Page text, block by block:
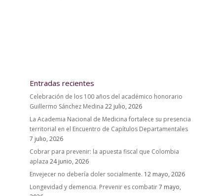
Entradas recientes
Celebración de los 100 años del académico honorario
Guillermo Sánchez Medina 22 julio, 2026
La Academia Nacional de Medicina fortalece su presencia
territorial en el Encuentro de Capítulos Departamentales
7 julio, 2026
Cobrar para prevenir: la apuesta fiscal que Colombia
aplaza 24 junio, 2026
Envejecer no debería doler socialmente. 12 mayo, 2026
Longevidad y demencia. Prevenir es combatir7 mayo,